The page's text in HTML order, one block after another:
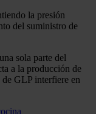
la presión
del suministro de
sola parte del
a la producción de
de GLP interfiere en